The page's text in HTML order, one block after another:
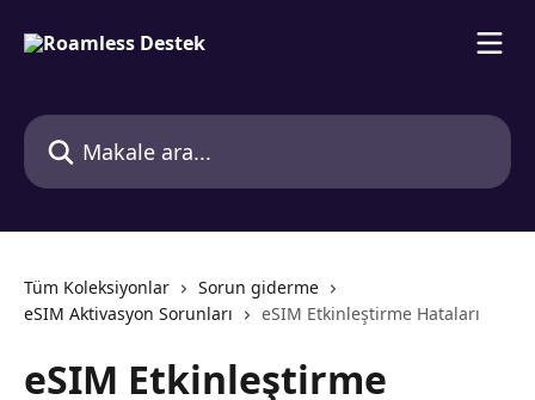
Makale ara...
Tüm Koleksiyonlar
Sorun giderme
eSIM Aktivasyon Sorunları
eSIM Etkinleştirme Hataları
eSIM Etkinleştirme